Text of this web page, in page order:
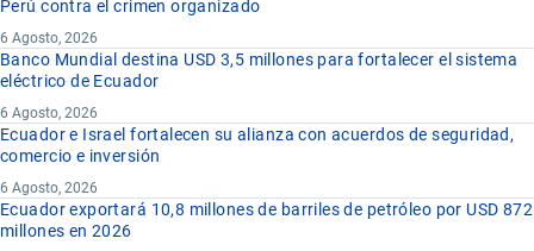
Perú contra el crimen organizado
6 Agosto, 2026
Banco Mundial destina USD 3,5 millones para fortalecer el sistema
eléctrico de Ecuador
6 Agosto, 2026
Ecuador e Israel fortalecen su alianza con acuerdos de seguridad,
comercio e inversión
6 Agosto, 2026
Ecuador exportará 10,8 millones de barriles de petróleo por USD 872
millones en 2026